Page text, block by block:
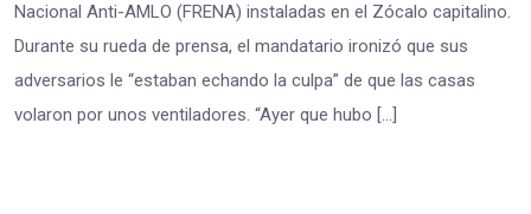
Nacional Anti-AMLO (FRENA) instaladas en el Zócalo capitalino.
Durante su rueda de prensa, el mandatario ironizó que sus
adversarios le “estaban echando la culpa” de que las casas
volaron por unos ventiladores. “Ayer que hubo […]